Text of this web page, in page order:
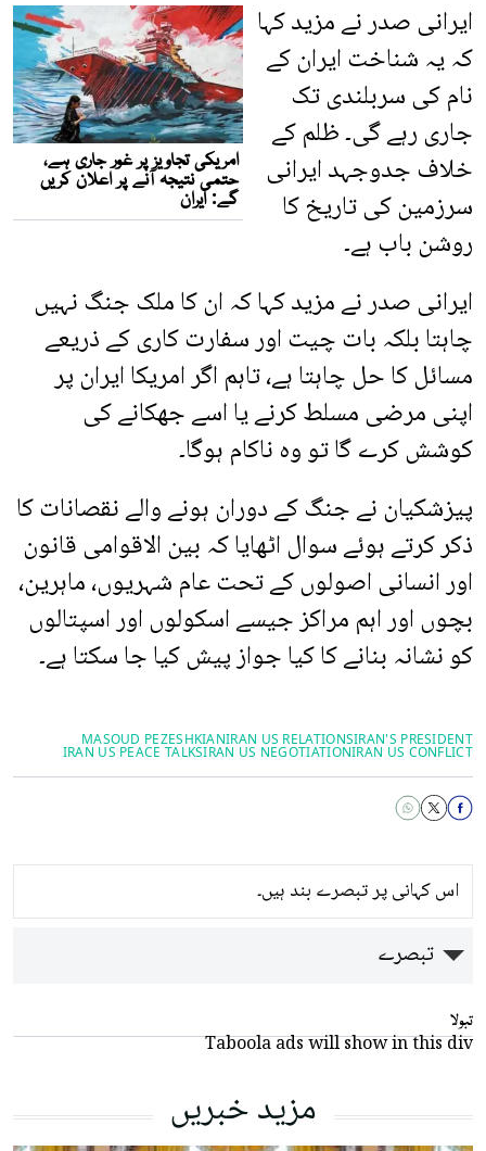
ایرانی صدر نے مزید کہا
کہ یہ شناخت ایران کے
نام کی سربلندی تک
جاری رہے گی۔ ظلم کے
خلاف جدوجہد ایرانی
سرزمین کی تاریخ کا
روشن باب ہے۔
ایرانی صدر نے مزید کہا کہ ان کا ملک جنگ نہیں
چاہتا بلکہ بات چیت اور سفارت کاری کے ذریعے
مسائل کا حل چاہتا ہے، تاہم اگر امریکا ایران پر
اپنی مرضی مسلط کرنے یا اسے جھکانے کی
کوشش کرے گا تو وہ ناکام ہوگا۔
پیزشکیان نے جنگ کے دوران ہونے والے نقصانات کا
ذکر کرتے ہوئے سوال اٹھایا کہ بین الاقوامی قانون
اور انسانی اصولوں کے تحت عام شہریوں، ماہرین،
بچوں اور اہم مراکز جیسے اسکولوں اور اسپتالوں
کو نشانہ بنانے کا کیا جواز پیش کیا جا سکتا ہے۔
IRAN'S PRESIDENT
IRAN US RELATIONS
MASOUD PEZESHKIAN
IRAN US CONFLICT
IRAN US NEGOTIATION
IRAN US PEACE TALKS
اس کہانی پر تبصرے بند ہیں۔
تبصرے
تبولا
Taboola ads will show in this div
مزید خبریں